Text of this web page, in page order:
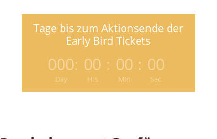
Tage bis zum Aktionsende der
Early Bird Tickets
000
Day
: 00
Hrs
: 00
Min
: 00
Sec